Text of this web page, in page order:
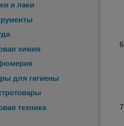
и лаки
химия
для гигиены
техника
6
7